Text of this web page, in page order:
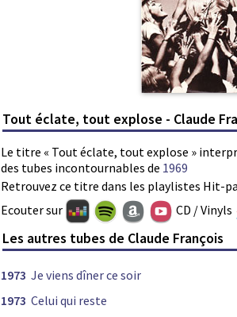
Tout éclate, tout explose - Claude
Le titre « Tout éclate, tout explose »
des tubes incontournables de 1969
Retrouvez ce titre dans les playlistes Hit-
Ecouter sur CD / Vinyls
Les autres tubes de Claude François
1973 Je viens dîner ce soir
1973 Celui qui reste